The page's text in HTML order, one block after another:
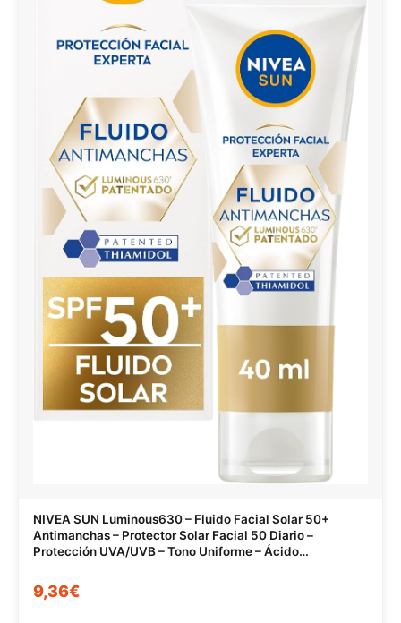
NIVEA SUN Luminous630 – Fluido Facial Solar 50+
Antimanchas – Protector Solar Facial 50 Diario –
Protección UVA/UVB – Tono Uniforme – Ácido
9,36€